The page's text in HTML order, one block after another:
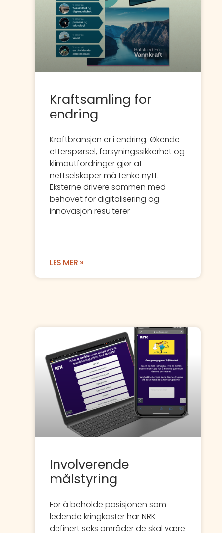
Kraftsamling for
endring
Kraftbransjen er i endring. Økende
etterspørsel, forsyningssikkerhet og
klimautfordringer gjør at
nettselskaper må tenke nytt.
Eksterne drivere sammen med
behovet for digitalisering og
innovasjon resulterer
LES MER »
Involverende
målstyring
For å beholde posisjonen som
ledende kringkaster har NRK
definert seks områder de skal være